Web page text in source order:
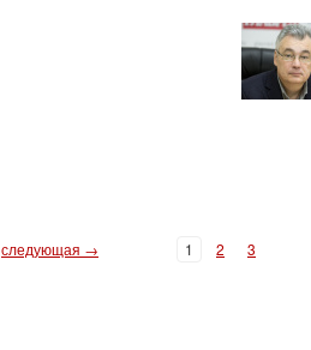
следующая → 1 2 3